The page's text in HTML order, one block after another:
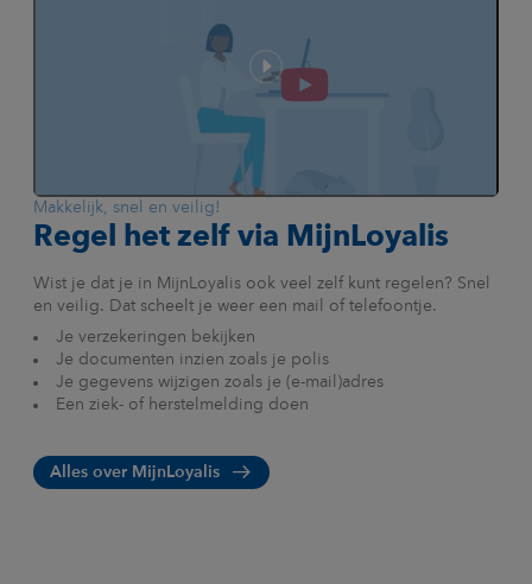
Makkelijk, snel en veilig!
Regel het zelf via MijnLoyalis
Wist je dat je in MijnLoyalis ook veel zelf kunt regelen? Snel
en veilig. Dat scheelt je weer een mail of telefoontje.
Je verzekeringen bekijken
Je documenten inzien zoals je polis
Je gegevens wijzigen zoals je (e-mail)adres
Een ziek- of herstelmelding doen
Alles over MijnLoyalis